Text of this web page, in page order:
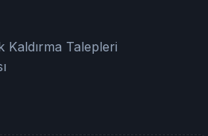
Kaldırma Talepleri